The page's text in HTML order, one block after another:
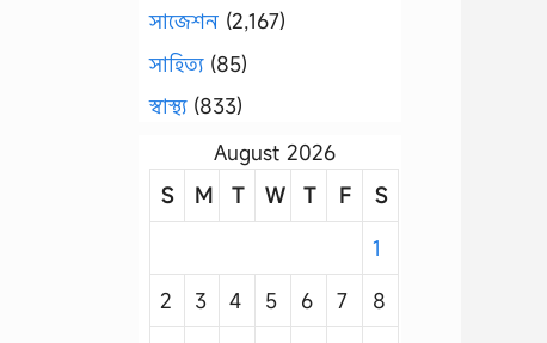
সাজেশন (2,167)
সাহিত্য(85)
স্বাস্থ্য(833)
August 2026
S
M T W T F
S
1
2
3 4 5 6 7
8